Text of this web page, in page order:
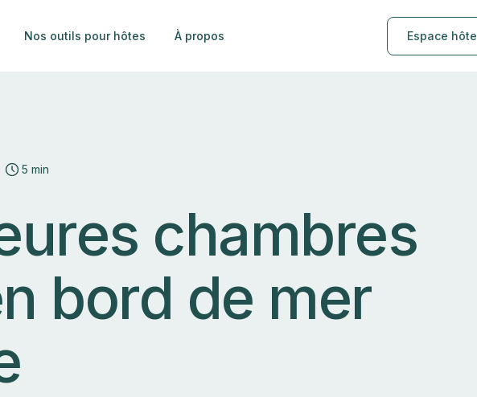
Nos outils pour hôtes À propos Espace hôte
5 min
chambres
bord de mer